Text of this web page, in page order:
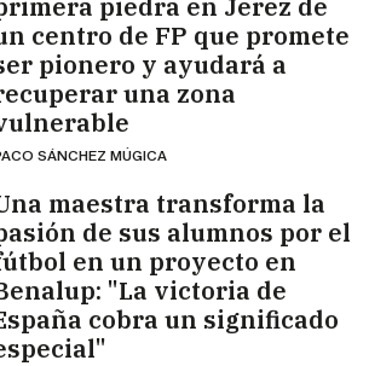
piedra en Jerez de
centro de FP que promete
pionero y ayudará a
una zona
SÁNCHEZ MÚGICA
maestra transforma la
de sus alumnos por el
en un proyecto en
"La victoria de
cobra un significado